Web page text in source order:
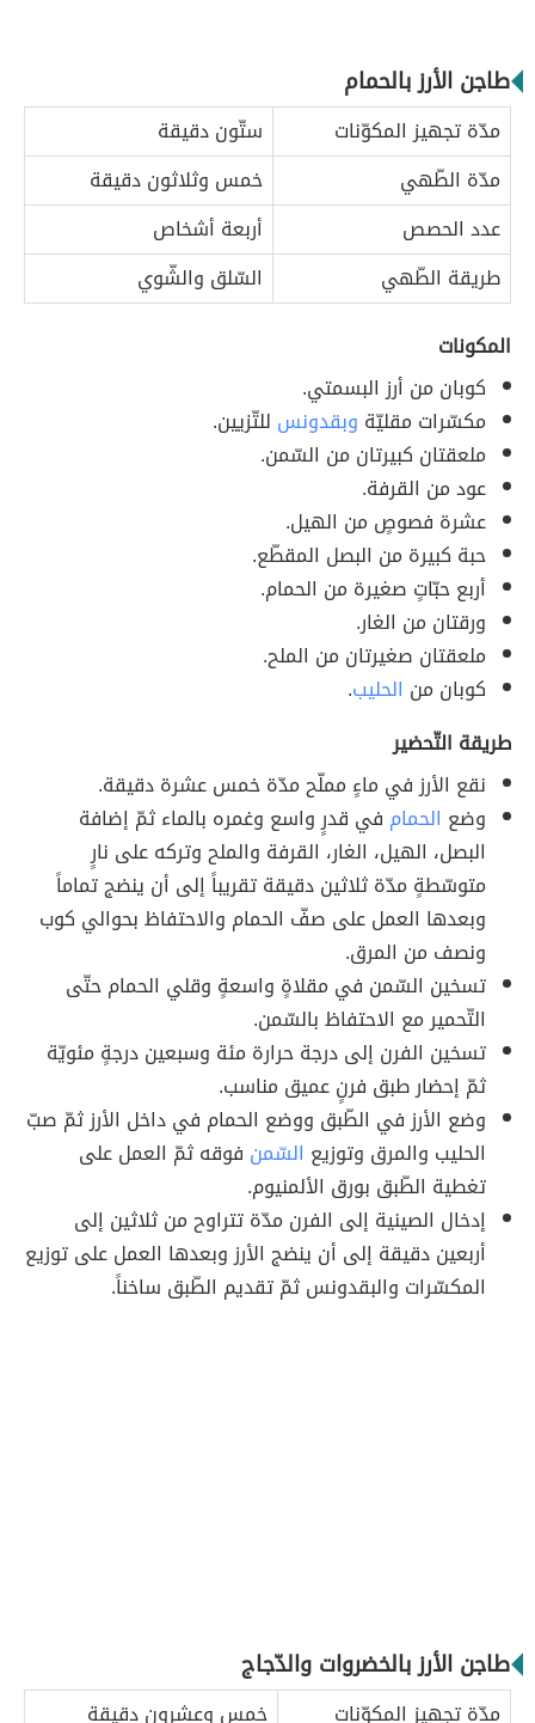
طاجن الأرز بالحمام
مدّة تجهيز المكوّنات
ستّون دقيقة
مدّة الطّهي
خمس وثلاثون دقيقة
عدد الحصص
أربعة أشخاص
طريقة الطّهي
السّلق والشّوي
المكونات
كوبان من أرز البسمتي.
مكسّرات مقليّة وبقدونس للتّزيين.
ملعقتان كبيرتان من السّمن.
عود من القرفة.
عشرة فصوصٍ من الهيل.
حبة كبيرة من البصل المقطّع.
أربع حبّاتٍ صغيرة من الحمام.
ورقتان من الغار.
ملعقتان صغيرتان من الملح.
كوبان من الحليب.
طريقة التّحضير
نقع الأرز في ماءٍ مملّح مدّة خمس عشرة دقيقة.
وضع الحمام في قدرٍ واسع وغمره بالماء ثمّ إضافة
البصل، الهيل، الغار، القرفة والملح وتركه على نارٍ
متوسّطةٍ مدّة ثلاثين دقيقة تقريباً إلى أن ينضج تماماً
وبعدها العمل على صفّ الحمام والاحتفاظ بحوالي كوب
ونصف من المرق.
تسخين السّمن في مقلاةٍ واسعةٍ وقلي الحمام حتّى
التّحمير مع الاحتفاظ بالسّمن.
تسخين الفرن إلى درجة حرارة مئة وسبعين درجةٍ مئويّة
ثمّ إحضار طبق فرنٍ عميق مناسب.
وضع الأرز في الطّبق ووضع الحمام في داخل الأرز ثمّ صبّ
الحليب والمرق وتوزيع السّمن فوقه ثمّ العمل على
تغطية الطّبق بورق الألمنيوم.
إدخال الصينية إلى الفرن مدّة تتراوح من ثلاثين إلى
أربعين دقيقة إلى أن ينضج الأرز وبعدها العمل على توزيع
المكسّرات والبقدونس ثمّ تقديم الطّبق ساخناً.
طاجن الأرز بالخضروات والدّجاج
مدّة تجهيز المكوّنات خمس وعشرون دقيقة